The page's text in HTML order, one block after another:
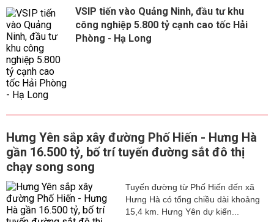
VSIP tiến vào Quảng Ninh, đầu tư khu
công nghiệp 5.800 tỷ cạnh cao tốc Hải
Phòng - Hạ Long
Hưng Yên sắp xây đường Phố Hiến - Hưng Hà
gần 16.500 tỷ, bố trí tuyến đường sắt đô thị
chạy song song
Tuyến đường từ Phố Hiến đến xã
Hưng Hà có tổng chiều dài khoảng
15,4 km. Hưng Yên dự kiến...